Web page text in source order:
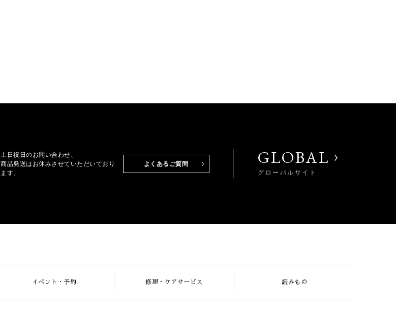
土日祝日のお問い合わせ、
商品発送はお休みさせていただいており
ます。
よくあるご質問 GLOBAL
グローバルサイト
イベント・予約 修理・ケアサービス 読みもの